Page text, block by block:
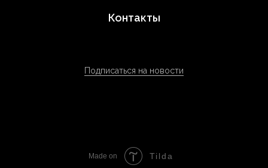
Контакты
Подписаться на новости
Made on Tilda